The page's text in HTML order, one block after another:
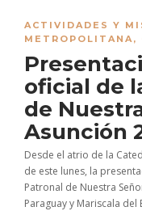
ACTIVIDADES Y
METROPOLITANA ,
oficial de
de
Asunción
Desde el atrio de la
de este lunes, la
Patronal de Nuestra
Paraguay y Mariscala